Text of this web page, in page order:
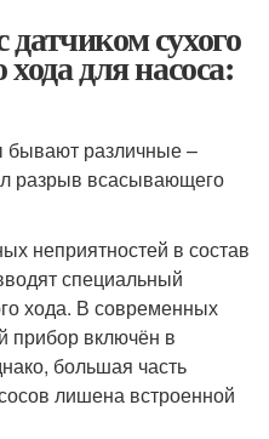
сухого
для насоса:
бывают различные –
разрыв всасывающего
неприятностей в состав
специальный
хода. В современных
прибор включён в
большая часть
лишена встроенной